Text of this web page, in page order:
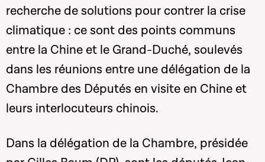
recherche de solutions pour contrer la crise
climatique : ce sont des points communs
entre la Chine et le Grand-Duché, soulevés
dans les réunions entre une délégation de la
Chambre des Députés en visite en Chine et
leurs interlocuteurs chinois.
Dans la délégation de la Chambre, présidée